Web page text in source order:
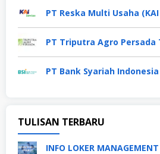
PT Reska Multi Usaha
PT Triputra Agro Persada
PT Bank Syariah
TULISAN TERBARU
INFO LOKER